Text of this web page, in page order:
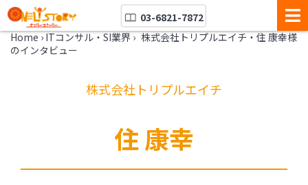
03-6821-7872
Home › ITコンサル・SI業界 › 株式会社トリプルエイチ・住 康幸様
のインタビュー
株式会社トリプルエイチ
住 康幸